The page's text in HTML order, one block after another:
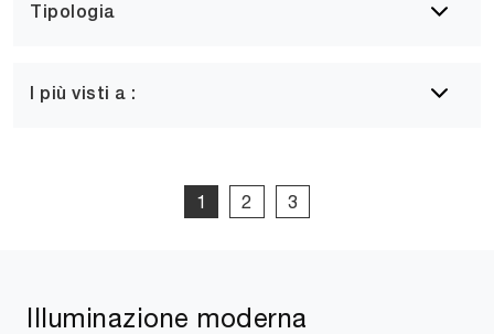
Tipologia
I più visti a :
1 2 3
Illuminazione moderna